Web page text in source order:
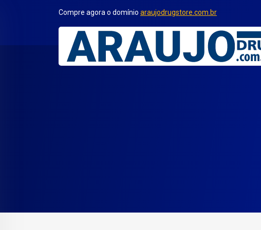
Compre agora o domínio araujodrugstore.com.br